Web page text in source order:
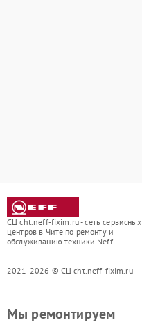
СЦ cht.neff-fixim.ru - сеть сервисных
центров в Чите по ремонту и
обслуживанию техники Neff
2021-2026 © СЦ cht.neff-fixim.ru
Мы ремонтируем